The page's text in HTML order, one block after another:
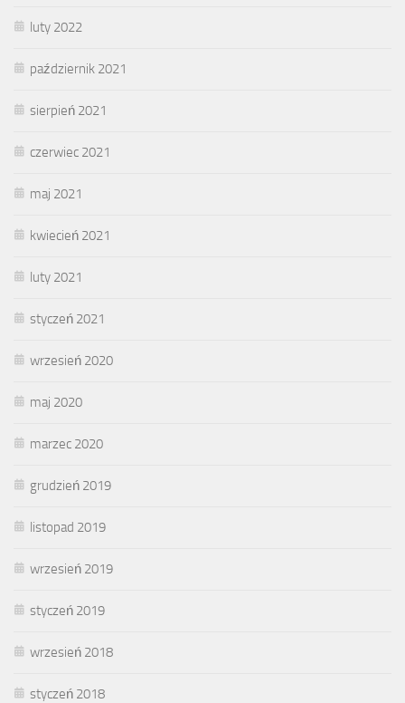
luty 2022
październik 2021
sierpień 2021
czerwiec 2021
maj 2021
kwiecień 2021
luty 2021
styczeń 2021
wrzesień 2020
maj 2020
marzec 2020
grudzień 2019
listopad 2019
wrzesień 2019
styczeń 2019
wrzesień 2018
styczeń 2018